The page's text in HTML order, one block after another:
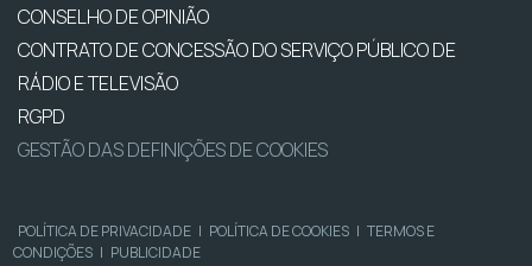
CONSELHO DE OPINIÃO
CONTRATO DE CONCESSÃO DO SERVIÇO PÚBLICO DE
RÁDIO E TELEVISÃO
RGPD
GESTÃO DAS DEFINIÇÕES DE COOKIES
POLÍTICA DE PRIVACIDADE | POLÍTICA DE COOKIES | TERMOS E
CONDIÇÕES | PUBLICIDADE